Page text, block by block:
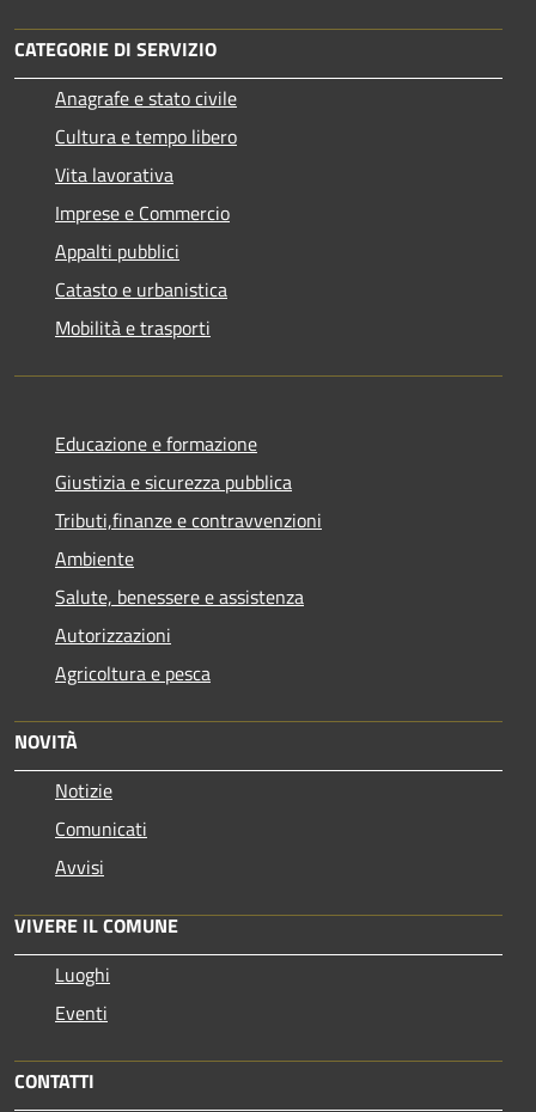
CATEGORIE DI SERVIZIO
Anagrafe e stato civile
Cultura e tempo libero
Vita lavorativa
Imprese e Commercio
Appalti pubblici
Catasto e urbanistica
Mobilità e trasporti
Educazione e formazione
Giustizia e sicurezza pubblica
Tributi,finanze e contravvenzioni
Ambiente
Salute, benessere e assistenza
Autorizzazioni
Agricoltura e pesca
NOVITÀ
Notizie
Comunicati
Avvisi
VIVERE IL COMUNE
Luoghi
Eventi
CONTATTI